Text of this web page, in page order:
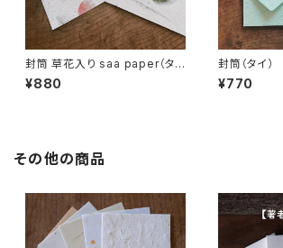
封筒 草花入り saa paper（タ
イ）
¥880
封筒（タイ）
¥770
その他の商品